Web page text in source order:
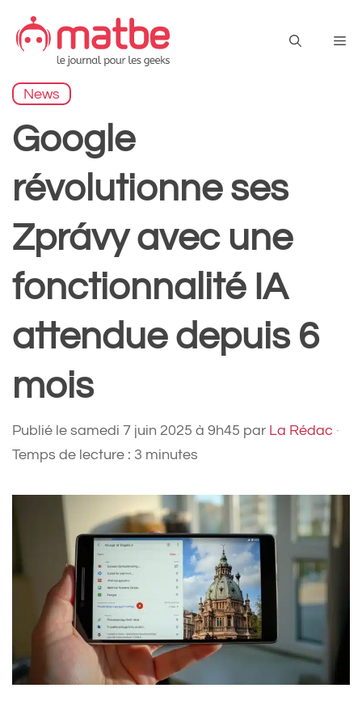
contenu
News
Google
révolutionne ses
Zprávy avec une
fonctionnalité IA
attendue depuis 6
mois
Publié le samedi 7 juin 2025 à 9h45 par La Rédac ·
Temps de lecture : 3 minutes